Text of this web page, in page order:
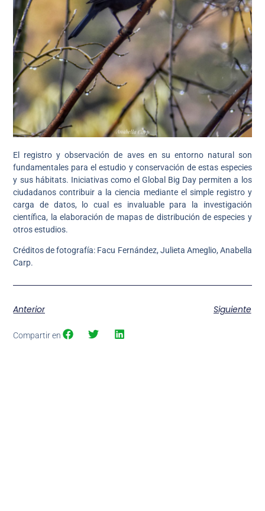
El registro y observación de aves en su entorno natural son
fundamentales para el estudio y conservación de estas especies
y sus hábitats. Iniciativas como el Global Big Day permiten a los
ciudadanos contribuir a la ciencia mediante el simple registro y
carga de datos, lo cual es invaluable para la investigación
científica, la elaboración de mapas de distribución de especies y
otros estudios.
Créditos de fotografía: Facu Fernández, Julieta Ameglio, Anabella
Carp.
Anterior Siguiente
Compartir en